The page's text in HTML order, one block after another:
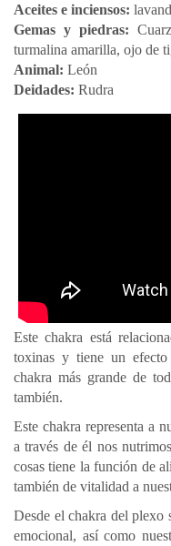
Aceites e inciensos:
Gemas y piedras:
turmalina amarilla, ojo de
Animal: León
Deidades: Rudra
Este chakra está
toxinas y tiene un
chakra más grande de
también.
Este chakra representa a
a través de él nos
cosas tiene la función de
también de vitalidad a
Desde el chakra del plexo
emocional, así como